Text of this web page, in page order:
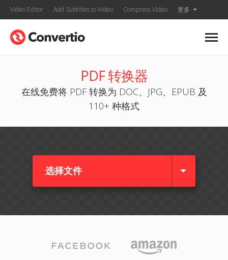
Video Editor Add Subtitles to Video Compress Video 更多
PDF 转换器
在线免费将 PDF 转换为 DOC、JPG、EPUB 及
110+ 种格式
选择文件